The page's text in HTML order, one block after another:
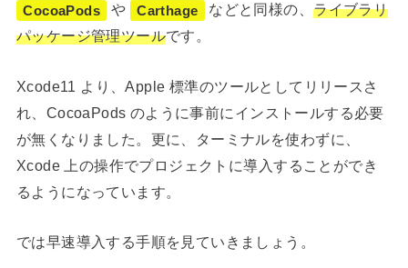
CocoaPods や Carthage などと同様の、ライブラリ
パッケージ管理ツールです。
Xcode11 より、Apple 標準のツールとしてリリースさ
れ、CocoaPods のように事前にインストールする必要
が無くなりました。更に、ターミナルを使わずに、
Xcode 上の操作でプロジェクトに導入することができ
るようになっています。
では早速導入する手順を見ていきましょう。